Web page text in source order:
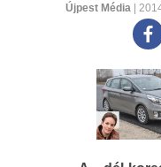
Újpest Média |